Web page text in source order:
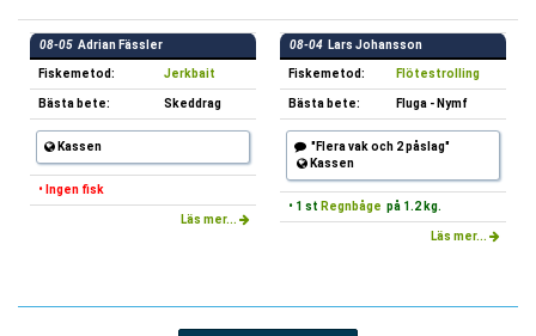
08-05 Adrian Fässler
Fiskemetod: Jerkbait
Bästa bete: Skeddrag
Kassen
• Ingen fisk
Läs mer...
08-04 Lars Johansson
Fiskemetod: Flötestrolling
Bästa bete: Fluga - Nymf
"Flera vak och 2 påslag"
Kassen
• 1 st Regnbåge på 1.2 kg.
Läs mer...